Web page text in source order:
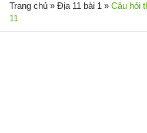
Trang chủ » Địa 11 bài 1 » Câu hỏi
11